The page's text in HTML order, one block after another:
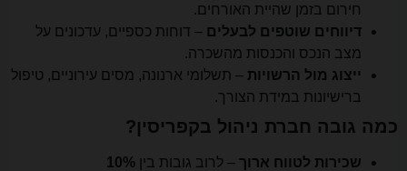
חירום בזמן שהיית האורחים.
דיווחים שוטפים לבעלים– דוחות כספיים, עדכונים על
מצב הנכס והכנסות מהשכרה.
ייצוג מול הרשויות– תשלומי ארנונה, מסים עירוניים, טיפול
ברישיונות במידת הצורך.
כמה גובה חברת ניהול בקפריסין?
שכירות לטווח ארוך– לרוב גובות בין10%